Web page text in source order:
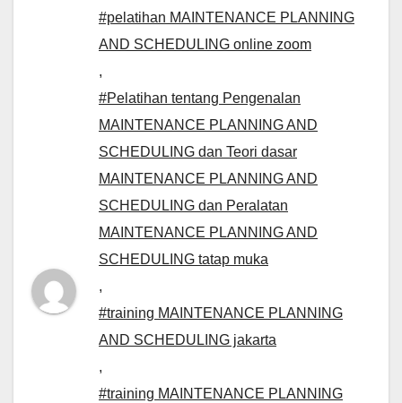
#pelatihan MAINTENANCE PLANNING
AND SCHEDULING online zoom
,
#Pelatihan tentang Pengenalan
MAINTENANCE PLANNING AND
SCHEDULING dan Teori dasar
MAINTENANCE PLANNING AND
SCHEDULING dan Peralatan
MAINTENANCE PLANNING AND
SCHEDULING tatap muka
,
#training MAINTENANCE PLANNING
AND SCHEDULING jakarta
,
#training MAINTENANCE PLANNING